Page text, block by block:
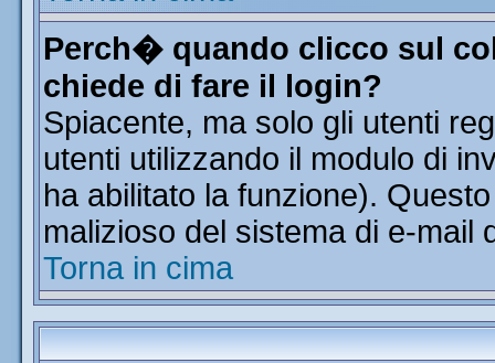
Perch� quando clicco sul
chiede di fare il login?
Spiacente, ma solo gli utenti
utenti utilizzando il modulo di
ha abilitato la funzione).
malizioso del sistema di e-mail
Torna in cima